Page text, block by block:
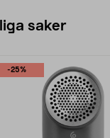
saker
-25%